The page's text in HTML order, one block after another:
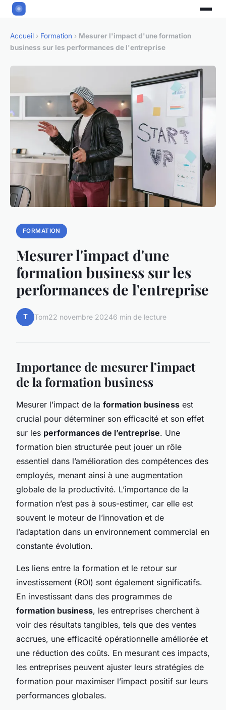
Accueil › Formation › Mesurer l'impact d'une formation
business sur les performances de l'entreprise
FORMATION
Mesurer l'impact d'une
formation business sur les
performances de l'entreprise
T Tom22 novembre 20246 min de lecture
Importance de mesurer l’impact
de la formation business
Mesurer l’impact de la formation business est
crucial pour déterminer son efficacité et son effet
sur les performances de l’entreprise. Une
formation bien structurée peut jouer un rôle
essentiel dans l’amélioration des compétences des
employés, menant ainsi à une augmentation
globale de la productivité. L’importance de la
formation n’est pas à sous-estimer, car elle est
souvent le moteur de l’innovation et de
l’adaptation dans un environnement commercial en
constante évolution.
Les liens entre la formation et le retour sur
investissement (ROI) sont également significatifs.
En investissant dans des programmes de
formation business, les entreprises cherchent à
voir des résultats tangibles, tels que des ventes
accrues, une efficacité opérationnelle améliorée et
une réduction des coûts. En mesurant ces impacts,
les entreprises peuvent ajuster leurs stratégies de
formation pour maximiser l’impact positif sur leurs
performances globales.